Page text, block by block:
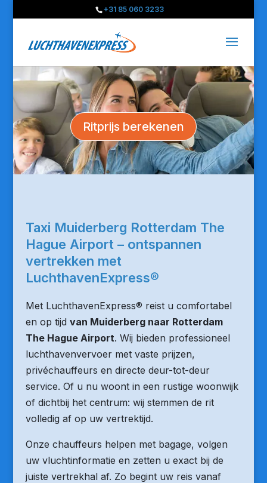
+31 85 060 3233
Ritprijs berekenen
Taxi Muiderberg Rotterdam The
Hague Airport – ontspannen
vertrekken met
LuchthavenExpress®
Met LuchthavenExpress® reist u comfortabel
en op tijd van Muiderberg naar Rotterdam
The Hague Airport. Wij bieden professioneel
luchthavenvervoer met vaste prijzen,
privéchauffeurs en directe deur-tot-deur
service. Of u nu woont in een rustige woonwijk
of dichtbij het centrum: wij stemmen de rit
volledig af op uw vertrektijd.
Onze chauffeurs helpen met bagage, volgen
uw vluchtinformatie en zetten u exact bij de
juiste vertrekhal af. Zo begint uw reis vanaf